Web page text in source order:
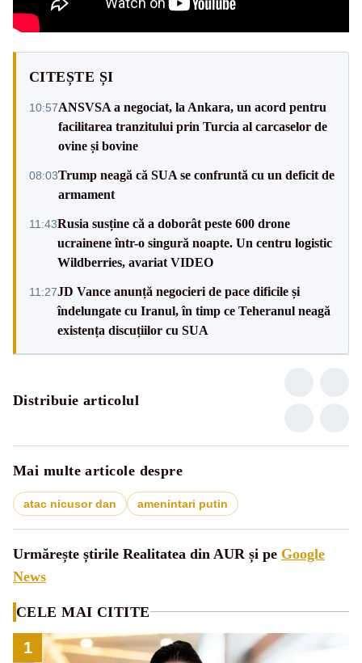
CITEȘTE ȘI
10:57ANSVSA a negociat, la Ankara, un acord pentru
facilitarea tranzitului prin Turcia al carcaselor de
ovine și bovine
08:03Trump neagă că SUA se confruntă cu un deficit de
armament
11:43Rusia susține că a doborât peste 600 drone
ucrainene într-o singură noapte. Un centru logistic
Wildberries, avariat VIDEO
11:27JD Vance anunță negocieri de pace dificile și
îndelungate cu Iranul, în timp ce Teheranul neagă
existența discuțiilor cu SUA
Distribuie articolul
Mai multe articole despre
atac nicusor dan amenintari putin
Urmărește știrile Realitatea din AUR și pe Google
News
CELE MAI CITITE
1